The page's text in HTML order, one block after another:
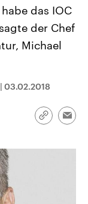
Beiträge,
und
die Vereinigten
Ländern
das IOC
der Chef
Michael
| 03.02.2018
Link